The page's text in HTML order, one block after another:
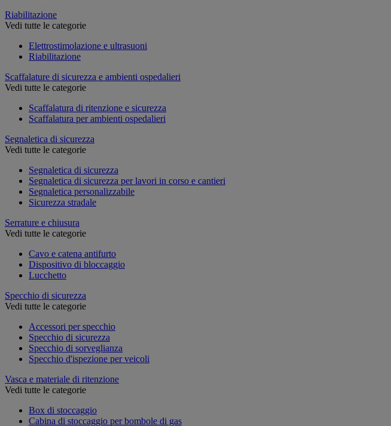
Riabilitazione
Vedi tutte le categorie
Elettrostimolazione e ultrasuoni
Riabilitazione
Scaffalature di sicurezza e ambienti ospedalieri
Vedi tutte le categorie
Scaffalatura di ritenzione e sicurezza
Scaffalatura per ambienti ospedalieri
Segnaletica di sicurezza
Vedi tutte le categorie
Segnaletica di sicurezza
Segnaletica di sicurezza per lavori in corso e cantieri
Segnaletica personalizzabile
Sicurezza stradale
Serrature e chiusura
Vedi tutte le categorie
Cavo e catena antifurto
Dispositivo di bloccaggio
Lucchetto
Specchio di sicurezza
Vedi tutte le categorie
Accessori per specchio
Specchio di sicurezza
Specchio di sorveglianza
Specchio d'ispezione per veicoli
Vasca e materiale di ritenzione
Vedi tutte le categorie
Box di stoccaggio
Cabina di stoccaggio per bombole di gas